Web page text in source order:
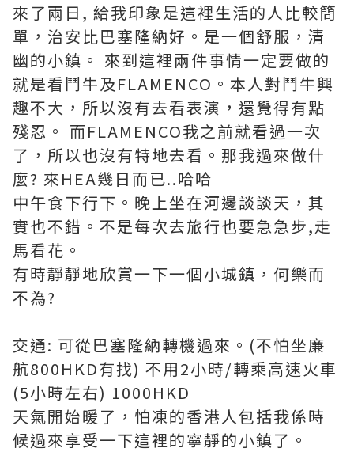
來了兩日, 給我印象是這裡生活的人比較簡
單，治安比巴塞隆納好。是一個舒服，清
幽的小鎮。 來到這裡兩件事情一定要做的
就是看鬥牛及FLAMENCO。本人對鬥牛興
趣不大，所以沒有去看表演，還覺得有點
殘忍。 而FLAMENCO我之前就看過一次
了，所以也沒有特地去看。那我過來做什
麼? 來HEA幾日而已..哈哈
中午食下行下。晚上坐在河邊談談天，其
實也不錯。不是每次去旅行也要急急步,走
馬看花。
有時靜靜地欣賞一下一個小城鎮，何樂而
不為?
交通: 可從巴塞隆納轉機過來。(不怕坐廉
航800HKD有找) 不用2小時/轉乘高速火車
(5小時左右) 1000HKD
天氣開始暖了，怕凍的香港人包括我係時
候過來享受一下這裡的寧靜的小鎮了。